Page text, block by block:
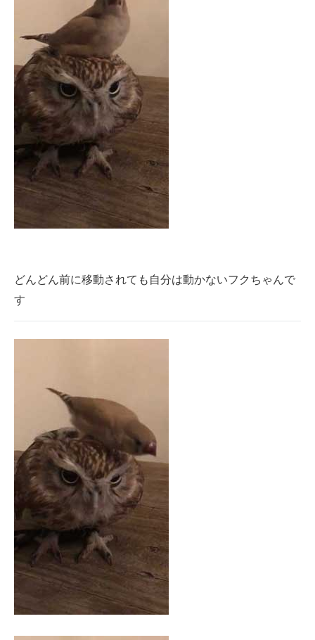
どんどん前に移動されても自分は動かないフクちゃんで
す